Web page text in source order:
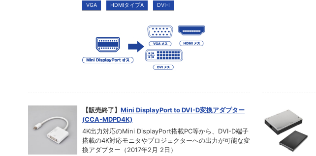
VGA
HDMIタイプA DVI-I
【販売終了】 Mini DisplayPort to DVI-D変換アダプター
(CCA-MDPD4K)
4K出力対応のMini DisplayPort搭載PC等から、DVI-D端子
搭載の4K対応モニタやプロジェクターへの出力が可能な変
換アダプター（2017年2月 2日）